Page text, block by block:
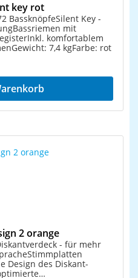
key rot
BassknöpfeSilent Key -
mit
komfortablem
7,4 kgFarbe: rot
2 orange
- für mehr
Design des Diskant-